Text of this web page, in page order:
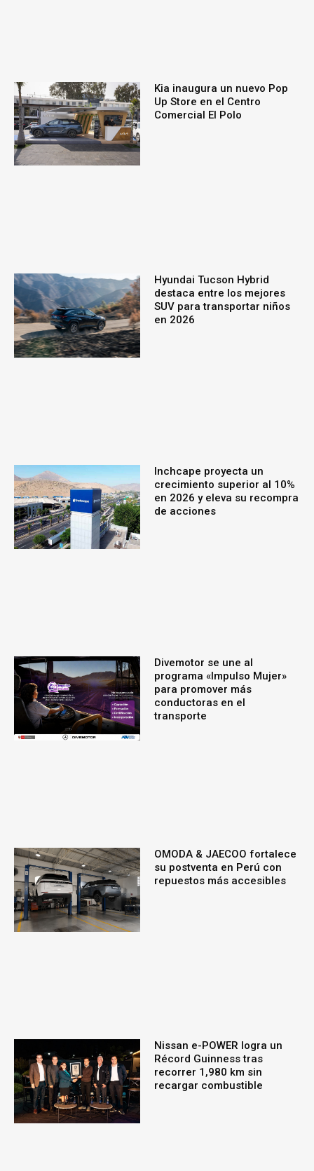
Kia inaugura un nuevo Pop
Up Store en el Centro
Comercial El Polo
Hyundai Tucson Hybrid
destaca entre los mejores
SUV para transportar niños
en 2026
Inchcape proyecta un
crecimiento superior al 10%
en 2026 y eleva su recompra
de acciones
Divemotor se une al
programa «Impulso Mujer»
para promover más
conductoras en el
transporte
OMODA & JAECOO fortalece
su postventa en Perú con
repuestos más accesibles
Nissan e-POWER logra un
Récord Guinness tras
recorrer 1,980 km sin
recargar combustible